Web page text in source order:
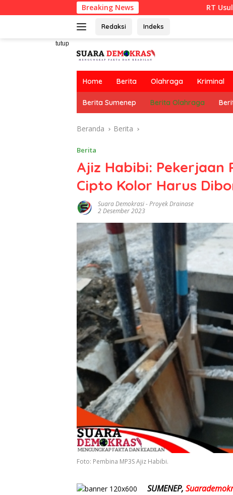
ke
Breaking News RT Usulkan Lomba
Redaksi Indeks
tutup
Home Berita Olahraga Kriminal
Berita Sumenep Berita Olahraga
Beranda Berita
Berita
Ajiz Habibi: Pekerjaan
Cipto Kolor Harus
Suara Demokrasi-Proyek Drainase
2 Desember 2023
Foto: Pembina MP3S Ajiz Habibi.
SUMENEP,